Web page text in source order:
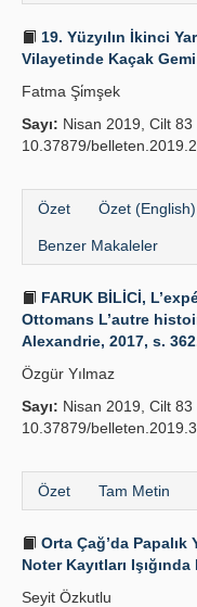
19. Yüzyılın İkinci
Vilayetinde Kaçak Gemi
Fatma Şi̇mşek
Sayı: Nisan 2019, Cilt 83
10.37879/
Özet Özet (English)
Benzer Makaleler
FARUK BİLİCİ,
Ottomans L’autre
Alexandrie, 2017, s.
Özgür Yılmaz
Sayı: Nisan 2019, Cilt 83
10.37879/
Özet Tam Metin
Orta Çağ’da
Noter Kayıtları
Seyit Özkutlu